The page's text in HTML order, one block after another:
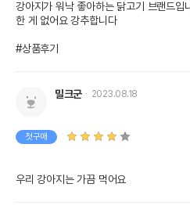
강아지가 워낙 좋아하는 닭고기 브랜드
한 게 없어요 강추합니다
#상품후기
밀크군 2023.08.18
첫구매
우리 강아지는 가끔 먹어요